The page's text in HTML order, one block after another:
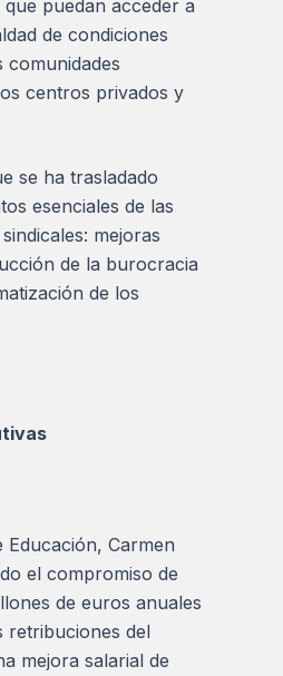
puedan acceder a
de condiciones
comunidades
centros privados y
se ha trasladado
esenciales de las
mejoras
de la burocracia
de los
Educación, Carmen
el compromiso de
de euros anuales
retribuciones del
mejora salarial de